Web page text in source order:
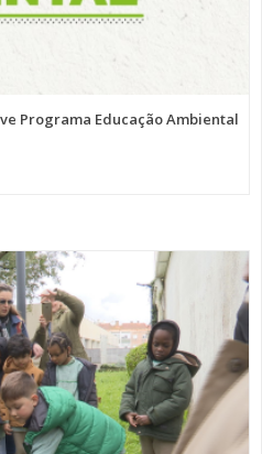
Programa Educação Ambiental